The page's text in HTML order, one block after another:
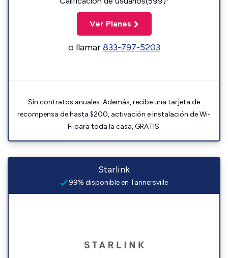
Ver Planes
o llamar833-797-5203
Sin contratos anuales. Además, recibe una tarjeta de
recompensa de hasta $200, activación e instalación de Wi-
Fi para toda la casa, GRATIS.
Starlink
99% disponible en Tannersville